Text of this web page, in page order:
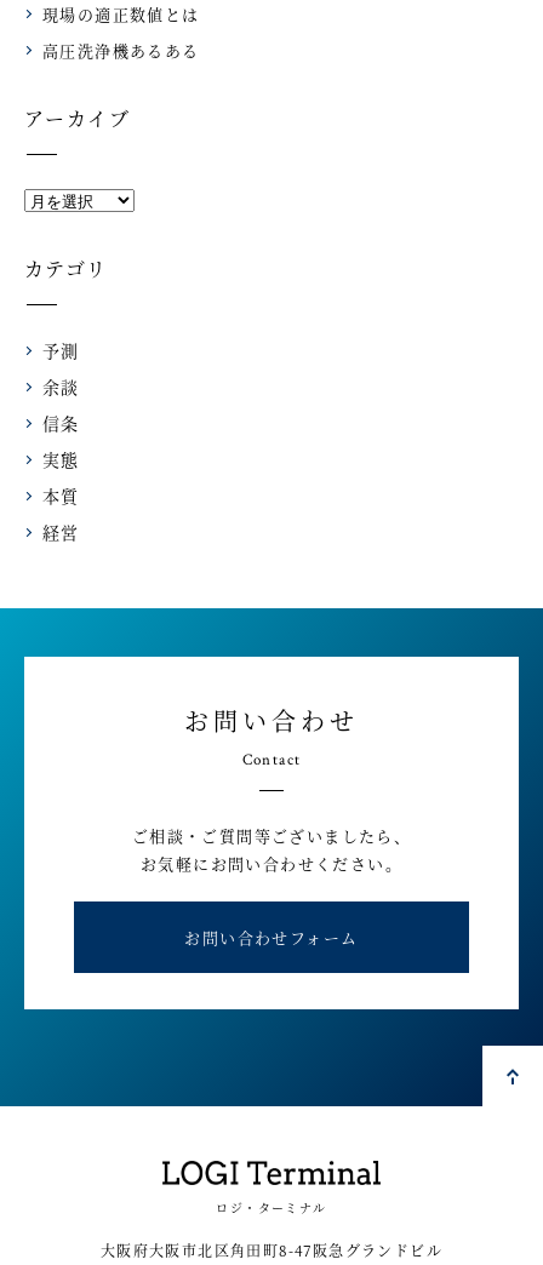
現場の適正数値とは
高圧洗浄機あるある
アーカイブ
カテゴリ
予測
余談
信条
実態
本質
経営
お問い合わせ
Contact
ご相談・ご質問等ございましたら、
お気軽にお問い合わせください。
お問い合わせフォーム
ロジ・ターミナル
大阪府大阪市北区角田町8-47阪急グランドビル